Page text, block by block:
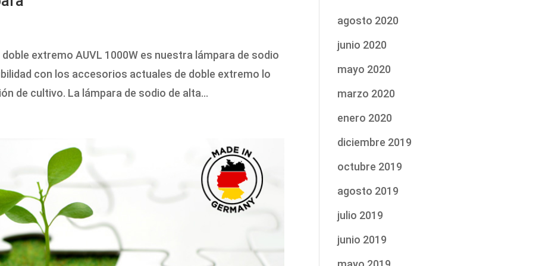
extremo AUVL 1000W es nuestra lámpara de sodio
con los accesorios actuales de doble extremo lo
de cultivo. La lámpara de sodio de alta...
agosto 2020
junio 2020
mayo 2020
marzo 2020
enero 2020
diciembre 2019
octubre 2019
agosto 2019
julio 2019
junio 2019